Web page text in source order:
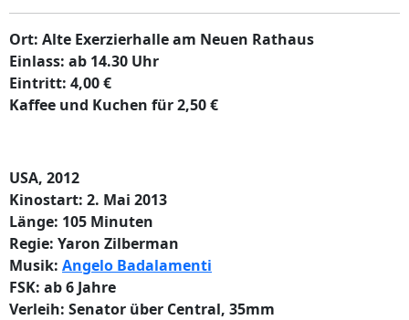
Ort: Alte Exerzierhalle am Neuen Rathaus
Einlass: ab 14.30 Uhr
Eintritt: 4,00 €
Kaffee und Kuchen für 2,50 €
USA, 2012
Kinostart: 2. Mai 2013
Länge: 105 Minuten
Regie: Yaron Zilberman
Musik: Angelo Badalamenti
FSK: ab 6 Jahre
Verleih: Senator über Central, 35mm